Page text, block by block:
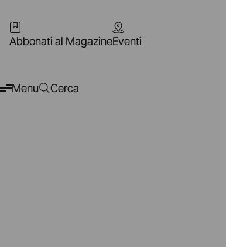
Abbonati al MagazineEventi
Menu Cerca